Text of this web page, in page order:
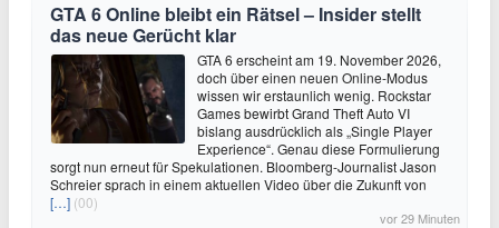
GTA 6 Online bleibt ein Rätsel – Insider stellt
das neue Gerücht klar
GTA 6 erscheint am 19. November 2026,
doch über einen neuen Online-Modus
wissen wir erstaunlich wenig. Rockstar
Games bewirbt Grand Theft Auto VI
bislang ausdrücklich als „Single Player
Experience“. Genau diese Formulierung
sorgt nun erneut für Spekulationen. Bloomberg-Journalist Jason
Schreier sprach in einem aktuellen Video über die Zukunft von
[…] (00)
vor 29 Minuten